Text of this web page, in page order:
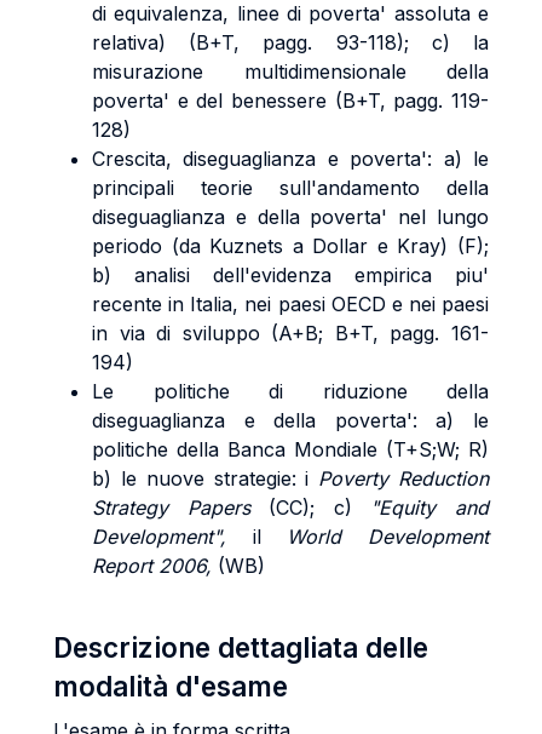
di equivalenza, linee di poverta' assoluta e
relativa) (B+T, pagg. 93-118); c) la
misurazione multidimensionale della
poverta' e del benessere (B+T, pagg. 119-
128)
Crescita, diseguaglianza e poverta': a) le
principali teorie sull'andamento della
diseguaglianza e della poverta' nel lungo
periodo (da Kuznets a Dollar e Kray) (F);
b) analisi dell'evidenza empirica piu'
recente in Italia, nei paesi OECD e nei paesi
in via di sviluppo (A+B; B+T, pagg. 161-
194)
Le politiche di riduzione della
diseguaglianza e della poverta': a) le
politiche della Banca Mondiale (T+S;W; R)
b) le nuove strategie: i Poverty Reduction
Strategy Papers(CC); c)
"Equity and
Development", ilWorld Development
Report 2006, (WB)
Descrizione dettagliata delle
modalità d'esame